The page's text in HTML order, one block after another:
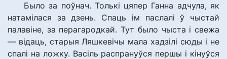
Было за поўнач. Толькі цяпер Ганна адчула, як
натамілася за дзень. Спаць ім паслалі ў чыстай
палавіне, за перагародкай. Тут было чыста і свежа
— відаць, старыя Ляшкевічы мала хадзілі сюды і не
спалі на ложку. Васіль распрануўся першы і кінуўся